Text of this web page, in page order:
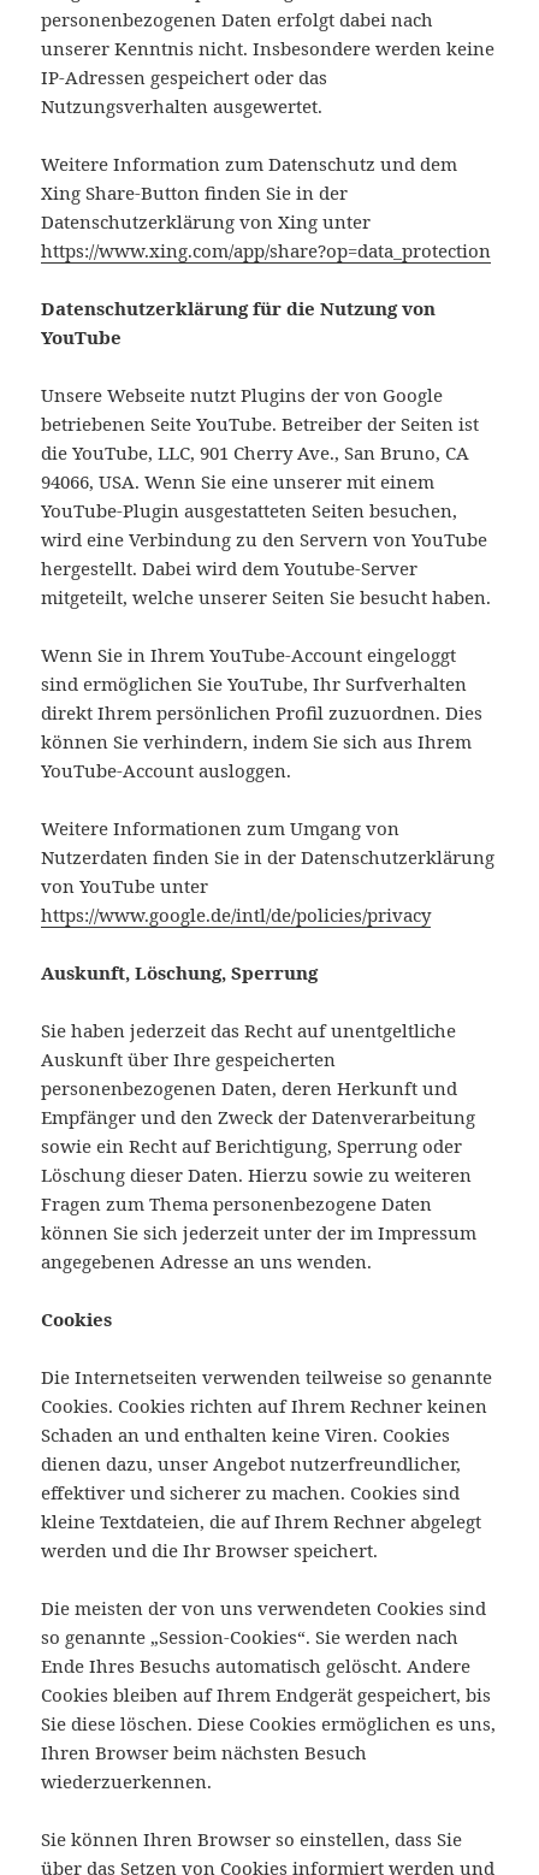
personenbezogenen Daten erfolgt dabei nach
unserer Kenntnis nicht. Insbesondere werden keine
IP-Adressen gespeichert oder das
Nutzungsverhalten ausgewertet.
Weitere Information zum Datenschutz und dem
Xing Share-Button finden Sie in der
Datenschutzerklärung von Xing unter
https://www.xing.com/app/share?op=data_protection
Datenschutzerklärung für die Nutzung von
YouTube
Unsere Webseite nutzt Plugins der von Google
betriebenen Seite YouTube. Betreiber der Seiten ist
die YouTube, LLC, 901 Cherry Ave., San Bruno, CA
94066, USA. Wenn Sie eine unserer mit einem
YouTube-Plugin ausgestatteten Seiten besuchen,
wird eine Verbindung zu den Servern von YouTube
hergestellt. Dabei wird dem Youtube-Server
mitgeteilt, welche unserer Seiten Sie besucht haben.
Wenn Sie in Ihrem YouTube-Account eingeloggt
sind ermöglichen Sie YouTube, Ihr Surfverhalten
direkt Ihrem persönlichen Profil zuzuordnen. Dies
können Sie verhindern, indem Sie sich aus Ihrem
YouTube-Account ausloggen.
Weitere Informationen zum Umgang von
Nutzerdaten finden Sie in der Datenschutzerklärung
von YouTube unter
https://www.google.de/intl/de/policies/privacy
Auskunft, Löschung, Sperrung
Sie haben jederzeit das Recht auf unentgeltliche
Auskunft über Ihre gespeicherten
personenbezogenen Daten, deren Herkunft und
Empfänger und den Zweck der Datenverarbeitung
sowie ein Recht auf Berichtigung, Sperrung oder
Löschung dieser Daten. Hierzu sowie zu weiteren
Fragen zum Thema personenbezogene Daten
können Sie sich jederzeit unter der im Impressum
angegebenen Adresse an uns wenden.
Cookies
Die Internetseiten verwenden teilweise so genannte
Cookies. Cookies richten auf Ihrem Rechner keinen
Schaden an und enthalten keine Viren. Cookies
dienen dazu, unser Angebot nutzerfreundlicher,
effektiver und sicherer zu machen. Cookies sind
kleine Textdateien, die auf Ihrem Rechner abgelegt
werden und die Ihr Browser speichert.
Die meisten der von uns verwendeten Cookies sind
so genannte „Session-Cookies“. Sie werden nach
Ende Ihres Besuchs automatisch gelöscht. Andere
Cookies bleiben auf Ihrem Endgerät gespeichert, bis
Sie diese löschen. Diese Cookies ermöglichen es uns,
Ihren Browser beim nächsten Besuch
wiederzuerkennen.
Sie können Ihren Browser so einstellen, dass Sie
über das Setzen von Cookies informiert werden und